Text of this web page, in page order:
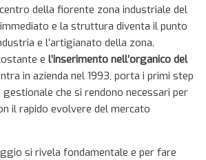
della fiorente zona industriale del
e la struttura diventa il punto
e l’artigianato della zona.
el’inserimento nell’organico del
in azienda nel 1993, porta i primi step
che si rendono necessari per
il rapido evolvere del mercato
si rivela fondamentale e per fare